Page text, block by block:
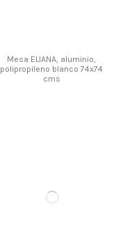
Mesa ELIANA, aluminio,
polipropileno blanco 74x74
cms